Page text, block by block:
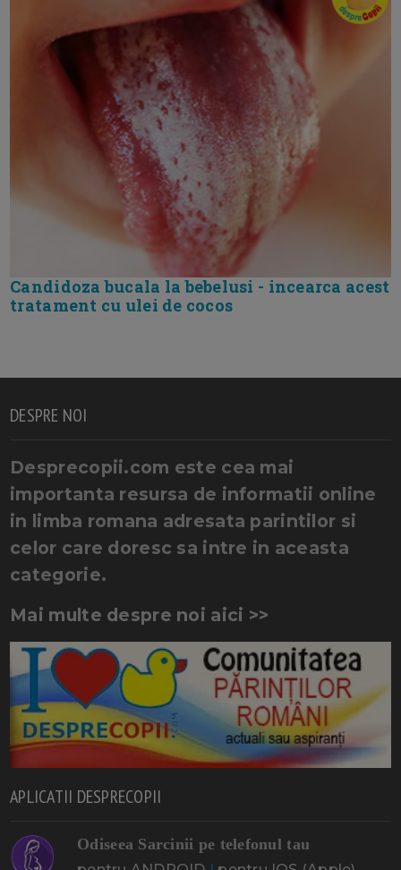
Candidoza bucala la bebelusi - incearca acest
tratament cu ulei de cocos
DESPRE NOI
Desprecopii.com este cea mai
importanta resursa de informatii online
in limba romana adresata parintilor si
celor care doresc sa intre in aceasta
categorie.
Mai multe despre noi aici >>
APLICATII DESPRECOPII
Odiseea Sarcinii pe telefonul tau